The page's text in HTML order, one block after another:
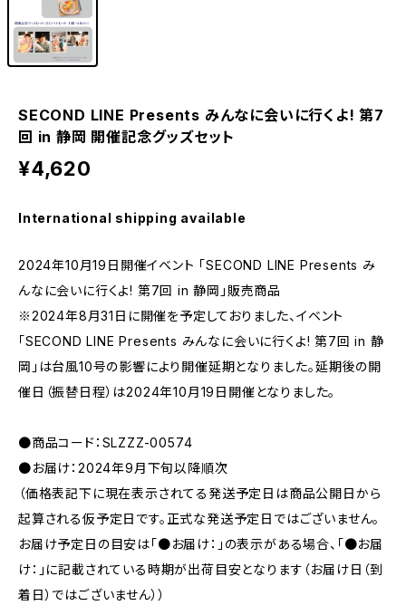
SECOND LINE Presents みんなに会いに行くよ! 第7
回 in 静岡 開催記念グッズセット
¥4,620
International shipping available
2024年10月19日開催イベント 「SECOND LINE Presents み
んなに会いに行くよ! 第7回 in 静岡」販売商品
※2024年8月31日に開催を予定しておりました、イベント
「SECOND LINE Presents みんなに会いに行くよ! 第7回 in 静
岡」は台風10号の影響により開催延期となりました。延期後の開
催日（振替日程）は2024年10月19日開催となりました。
●商品コード：SLZZZ-00574
●お届け：2024年9月下旬以降順次
（価格表記下に現在表示されてる発送予定日は商品公開日から
起算される仮予定日です。正式な発送予定日ではございません。
お届け予定日の目安は「●お届け：」の表示がある場合、「●お届
け：」に記載されている時期が出荷目安となります（お届け日（到
着日）ではございません））